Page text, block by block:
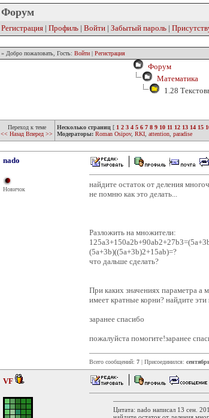
Форум
Регистрация | Профиль | Войти | Забытый пароль |
» Добро пожаловать, Гость: Войти | Регистрация
Форум
Математика
1.28
Переход к теме
<< Назад Вперед >>
Несколько страниц [ 1 2 3 4 5 6 7 8 9 10 11 12 13 14 15
Модераторы: Roman Osipov, RKI attention paradise
nado
Новичок
найдите остаток от деления
не помню как это делать...
Разложить на множители:
(5a+3b)((5a+3b)2+15ab)=?
что дальше сделать?
При каких значениях параметра а
имеет кратные корни? найдите эти
заранее спасибо
пожалуйста помогите!заранее
Всего сообщений: 7 | Присоединился:
VF
Цитата: nado написал 13 сен.
найдите остаток от деления